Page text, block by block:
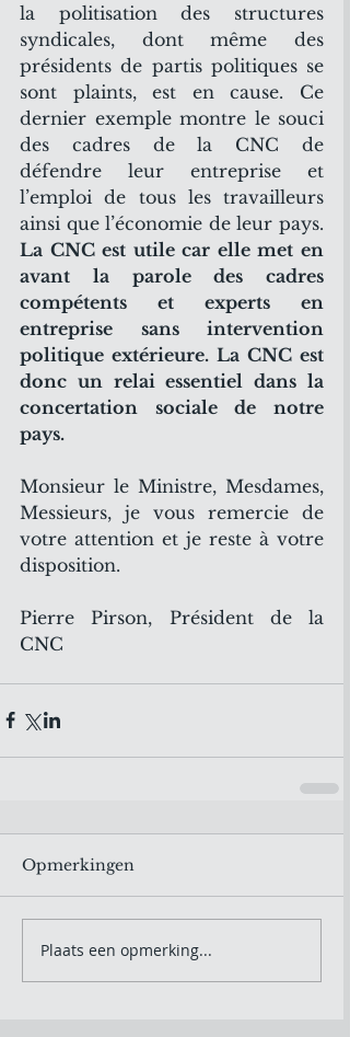
la politisation des structures
syndicales, dont même des
présidents de partis politiques se
sont plaints, est en cause. Ce
dernier exemple montre le souci
des cadres de la CNC de
défendre leur entreprise et
l’emploi de tous les travailleurs
La CNC est utile car elle met en
avant la parole des cadres
compétents et experts en
entreprise sans intervention
politique extérieure. La CNC est
donc un relai essentiel dans la
concertation sociale de notre
pays.
Monsieur le Ministre, Mesdames,
Messieurs, je vous remercie de
votre attention et je reste à votre
disposition.
Pierre Pirson, Président de la
CNC
Opmerkingen
Plaats een opmerking...